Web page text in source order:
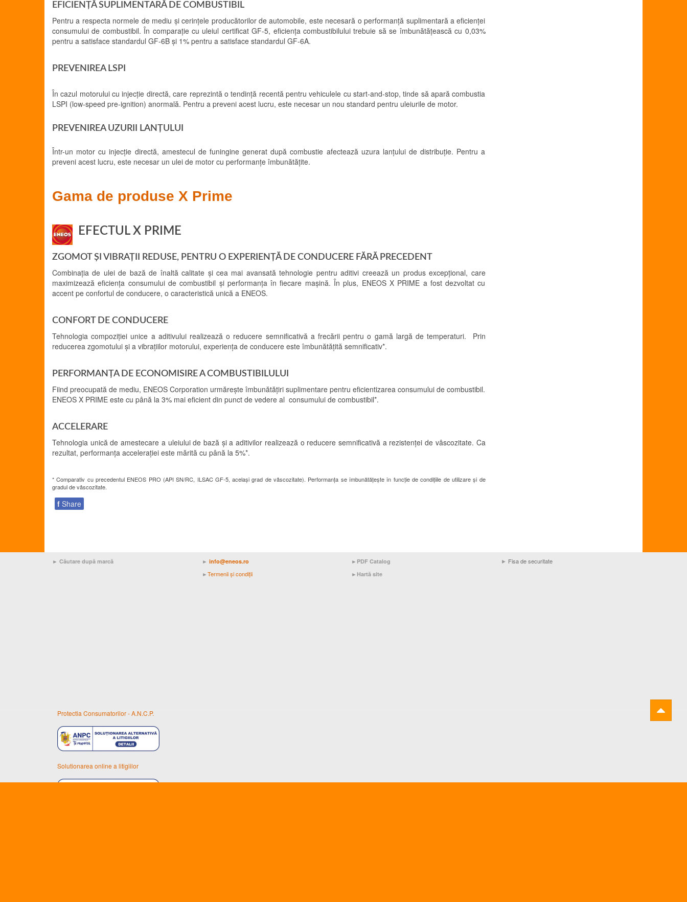
EFICIENȚĂ SUPLIMENTARĂ DE COMBUSTIBIL
Pentru a respecta normele de mediu și cerințele producătorilor de automobile, este necesară o performanță suplimentară a eficienței
consumului de combustibil. În comparație cu uleiul certificat GF-5, eficiența combustibilului trebuie să se îmbunătățească cu 0,03%
pentru a satisface standardul GF-6B și 1% pentru a satisface standardul GF-6A.
PREVENIREA LSPI
În cazul motorului cu injecție directă, care reprezintă o tendință recentă pentru vehiculele cu start-and-stop, tinde să apară combustia
LSPI (low-speed pre-ignition) anormală. Pentru a preveni acest lucru, este necesar un nou standard pentru uleiurile de motor.
PREVENIREA UZURII LANȚULUI
Într-un motor cu injecție directă, amestecul de funingine generat după combustie afectează uzura lanțului de distribuție. Pentru a
preveni acest lucru, este necesar un ulei de motor cu performanțe îmbunătățite.
Gama de produse X Prime
EFECTUL X PRIME
ZGOMOT ȘI VIBRAȚII REDUSE, PENTRU O EXPERIENȚĂ DE CONDUCERE FĂRĂ PRECEDENT
Combinația de ulei de bază de înaltă calitate și cea mai avansată tehnologie pentru aditivi creează un produs excepțional, care
maximizează eficiența consumului de combustibil și performanța în fiecare mașină. În plus, ENEOS X PRIME a fost dezvoltat cu
accent pe confortul de conducere, o caracteristică unică a ENEOS.
CONFORT DE CONDUCERE
Tehnologia compoziției unice a aditivului realizează o reducere semnificativă a frecării pentru o gamă largă de temperaturi. Prin
reducerea zgomotului și a vibrațiilor motorului, experiența de conducere este îmbunătățită semnificativ*.
PERFORMANȚA DE ECONOMISIRE A COMBUSTIBILULUI
Fiind preocupată de mediu, ENEOS Corporation urmărește îmbunătățiri suplimentare pentru eficientizarea consumului de combustibil.
ENEOS X PRIME este cu până la 3% mai eficient din punct de vedere al consumului de combustibil*.
ACCELERARE
Tehnologia unică de amestecare a uleiului de bază și a aditivilor realizează o reducere semnificativă a rezistenței de vâscozitate. Ca
rezultat, performanța accelerației este mărită cu până la 5%*.
* Comparativ cu precedentul ENEOS PRO (API SN/RC, ILSAC GF-5, același grad devâscozitate). Performanța se îmbunătățește în funcție de condițiile de utilizare și de
gradul devâscozitate.
f Share
► Căutare după marcă ► info@eneos.ro
► Termenii şi condiţii
► PDF Catalog
► Hartă site
► Fisa de securitate
Protectia Consumatorilor - A.N.C.P.
Solutionarea online a litigiilor